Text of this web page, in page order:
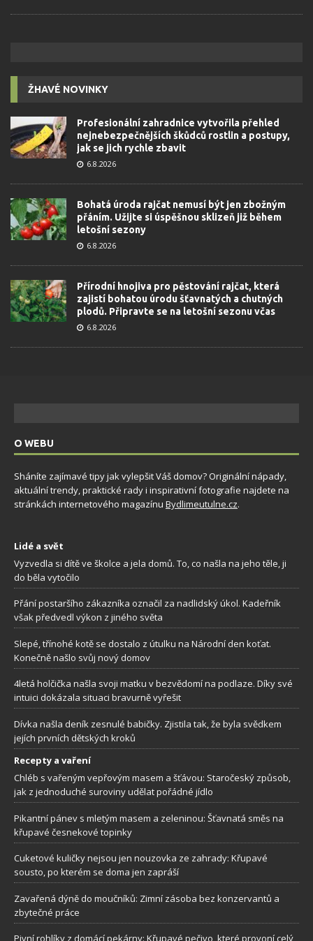
ŽHAVÉ NOVINKY
Profesionální zahradnice vytvořila přehled
nejnebezpečnějších škůdců rostlin a postupy,
jak se jich rychle zbavit
6.8.2026
Bohatá úroda rajčat nemusí být jen zbožným
přáním. Užijte si úspěšnou sklizeň již během
letošní sezony
6.8.2026
Přírodní hnojiva pro pěstování rajčat, která
zajistí bohatou úrodu šťavnatých a chutných
plodů. Připravte se na letošní sezonu včas
6.8.2026
O WEBU
Sháníte zajímavé tipy jak vylepšit Váš domov? Originální nápady,
aktuální trendy, praktické rady i inspirativní fotografie najdete na
stránkách internetového magazínu Bydlimeutulne.cz.
Lidé a svět
Vyzvedla si dítě ve školce a jela domů. To, co našla na jeho těle, ji
do běla vytočilo
Přání postaršího zákazníka označil za nadlidský úkol. Kadeřník
však předvedl výkon z jiného světa
Slepé, třínohé kotě se dostalo z útulku na Národní den koťat.
Konečně našlo svůj nový domov
4letá holčička našla svoji matku v bezvědomí na podlaze. Díky své
intuici dokázala situaci bravurně vyřešit
Dívka našla deník zesnulé babičky. Zjistila tak, že byla svědkem
jejích prvních dětských kroků
Recepty a vaření
Chléb s vařeným vepřovým masem a šťávou: Staročeský způsob,
jak z jednoduché suroviny udělat pořádné jídlo
Pikantní pánev s mletým masem a zeleninou: Šťavnatá směs na
křupavé česnekové topinky
Cuketové kuličky nejsou jen nouzovka ze zahrady: Křupavé
sousto, po kterém se doma jen zapráší
Zavařená dýně do moučníků: Zimní zásoba bez konzervantů a
zbytečné práce
Pivní rohlíky z domácí pekárny: Křupavé pečivo, které provoní celý